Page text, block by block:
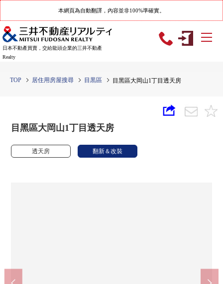
本網頁為自動翻譯，內容並非100%準確實。
日本不動產買賣，交給龍頭企業的三井不動產
Realty
TOP 居住用房屋搜尋 目黒區 目黑區大岡山1丁目透天房
目黑區大岡山1丁目透天房
透天房 翻新＆改裝